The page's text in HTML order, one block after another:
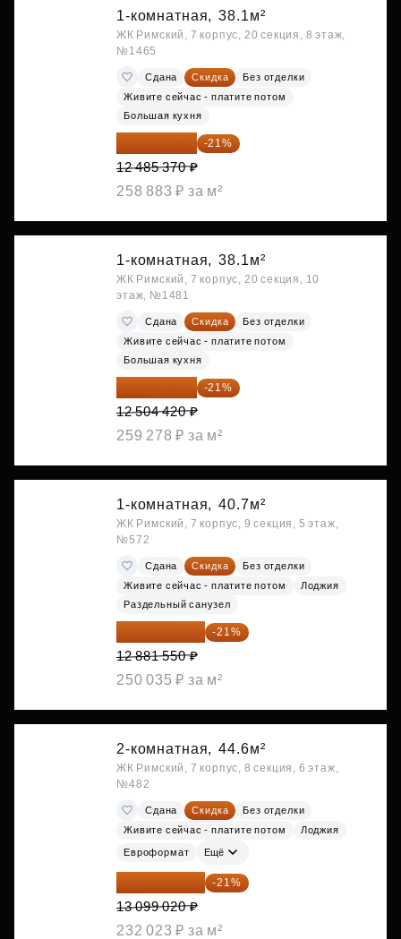
1-комнатная, 38.1м²
ЖК Римский, 7 корпус, 20 секция, 8 этаж,
№1465
Сдана Скидка
Без отделки
Живите сейчас - платите потом
Большая кухня
-21%
12 485 370 ₽
258 883 ₽ за м²
1-комнатная, 38.1м²
ЖК Римский, 7 корпус, 20 секция, 10
этаж, №1481
Сдана Скидка
Без отделки
Живите сейчас - платите потом
Большая кухня
-21%
12 504 420 ₽
259 278 ₽ за м²
1-комнатная, 40.7м²
ЖК Римский, 7 корпус, 9 секция, 5 этаж,
№572
Сдана Скидка
Без отделки
Живите сейчас - платите потом
Лоджия
Раздельный санузел
10 176 425 ₽ -21%
12 881 550 ₽
250 035 ₽ за м²
2-комнатная, 44.6м²
ЖК Римский, 7 корпус, 8 секция, 6 этаж,
№482
Сдана Скидка
Без отделки
Живите сейчас - платите потом
Лоджия
Евроформат Ещё
10 348 226 ₽ -21%
13 099 020 ₽
232 023 ₽ за м²